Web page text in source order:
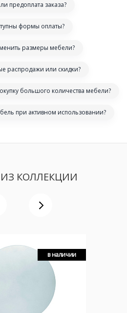
предоплата заказа?
формы оплаты?
размеры мебели?
распродажи или скидки?
большого количества мебели?
при активном использовании?
КОЛЛЕКЦИИ
в наличии